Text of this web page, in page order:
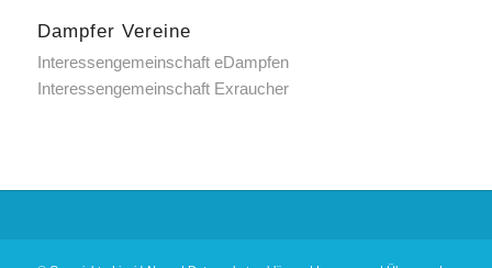
Dampfer Vereine
Interessengemeinschaft eDampfen
Interessengemeinschaft Exraucher